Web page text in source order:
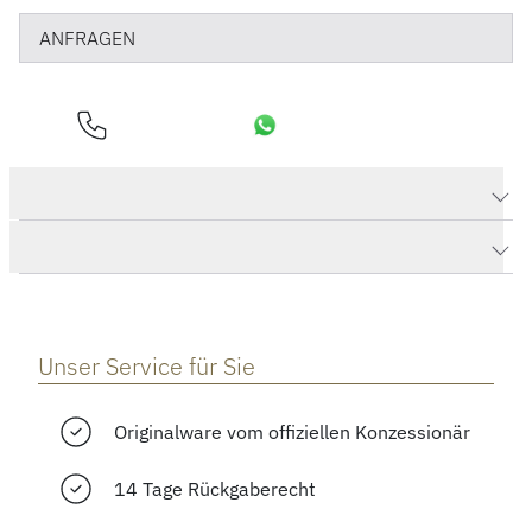
ANFRAGEN
Unser Service für Sie
Originalware vom offiziellen Konzessionär
14 Tage Rückgaberecht